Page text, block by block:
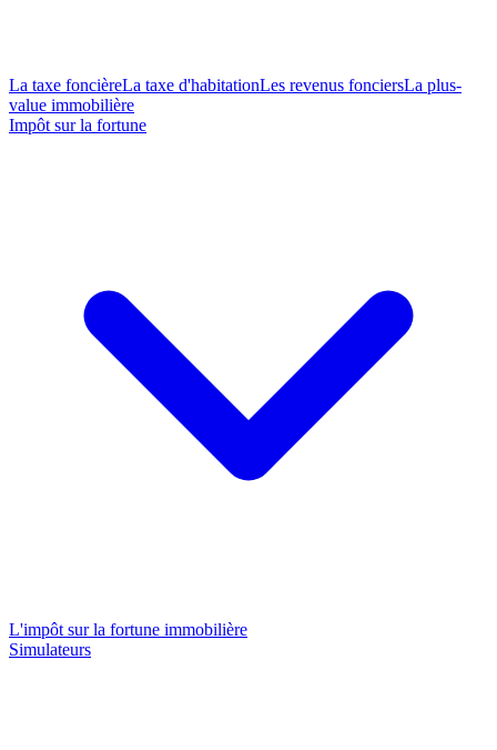
La taxe foncièreLa taxe d'habitationLes revenus fonciersLa plus-
value immobilière
Impôt sur la fortune
L'impôt sur la fortune immobilière
Simulateurs